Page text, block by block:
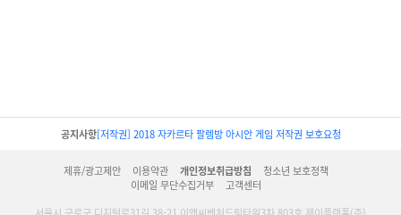
공지사항[저작권] 2018 자카르타 팔렘방 아시안 게임 저작권 보호요청
제휴/광고제안 이용약관 개인정보취급방침
청소년 보호정책
이메일 무단수집거부
고객센터